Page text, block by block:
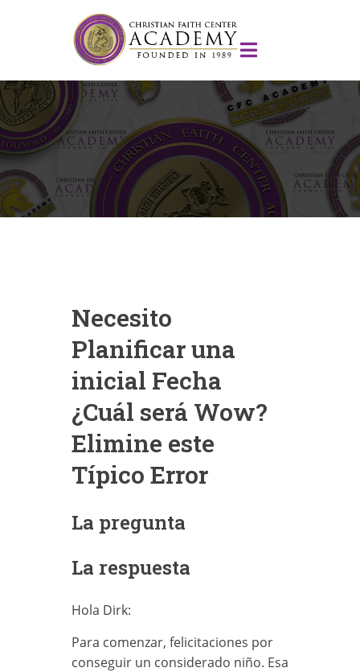
Necesito
Planificar una
inicial Fecha
¿Cuál será Wow?
Elimine este
Típico Error
La pregunta
La respuesta
Hola Dirk:
Para comenzar, felicitaciones por
conseguir un considerado niño. Esa